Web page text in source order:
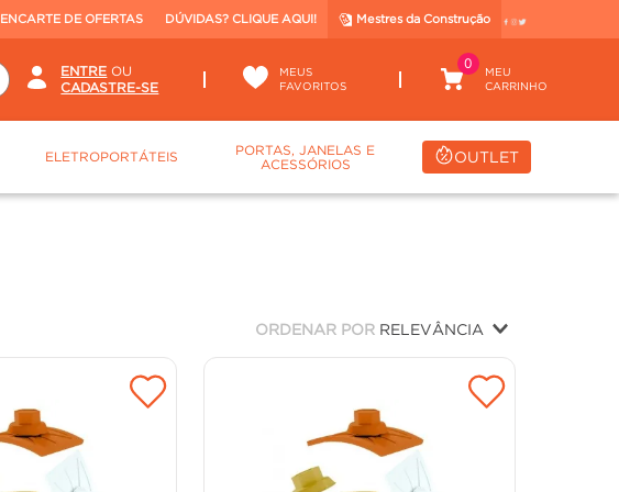
ENCARTE DE OFERTAS DÚVIDAS? CLIQUE AQUI! Mestres da Construção
OU
MEUS
FAVORITOS
0
ELETROPORTÁTEIS
PORTAS, JANELAS E
ACESSÓRIOS
OUTLET
ORDENAR POR RELEVÂNCIA